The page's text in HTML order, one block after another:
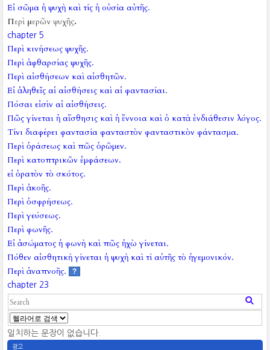
Εἰ σῶμα ἡ ψυχὴ καὶ τίς ἡ οὐσία αὐτῆς.
Περὶ μερῶν ψυχῆς.
chapter 5
Περὶ κινήσεως ψυχῆς.
Περὶ ἀφθαρσίας ψυχῆς.
Περὶ αἰσθήσεων καὶ αἰσθητῶν.
Εἰ ἀληθεῖς αἱ αἰσθήσεις καὶ αἱ φαντασίαι.
Πόσαι εἰσὶν αἱ αἰσθήσεις.
Πῶς γίνεται ἡ αἴσθησις καὶ ἡ ἔννοια καὶ ὁ κατὰ ἐνδιάθεσιν λόγος.
Τίνι διαφέρει φαντασία φανταστὸν φανταστικὸν φάντασμα.
Περὶ ὁράσεως καὶ πῶς ὁρῶμεν.
Περὶ κατοπτρικῶν ἐμφάσεων.
εἰ ὁρατὸν τὸ σκότος.
Περὶ ἀκοῆς.
Περὶ ὀσφρήσεως.
Περὶ γεύσεως.
Περὶ φωνῆς.
Εἰ ἀσώματος ἡ φωνὴ καὶ πῶς ἠχὼ γίνεται.
Πόθεν αἰσθητικὴ γίνεται ἡ ψυχὴ καὶ τί αὐτῆς τὸ ἡγεμονικόν.
Περὶ ἀναπνοῆς.
?
chapter 23
일치하는 문장이 없습니다.
광고